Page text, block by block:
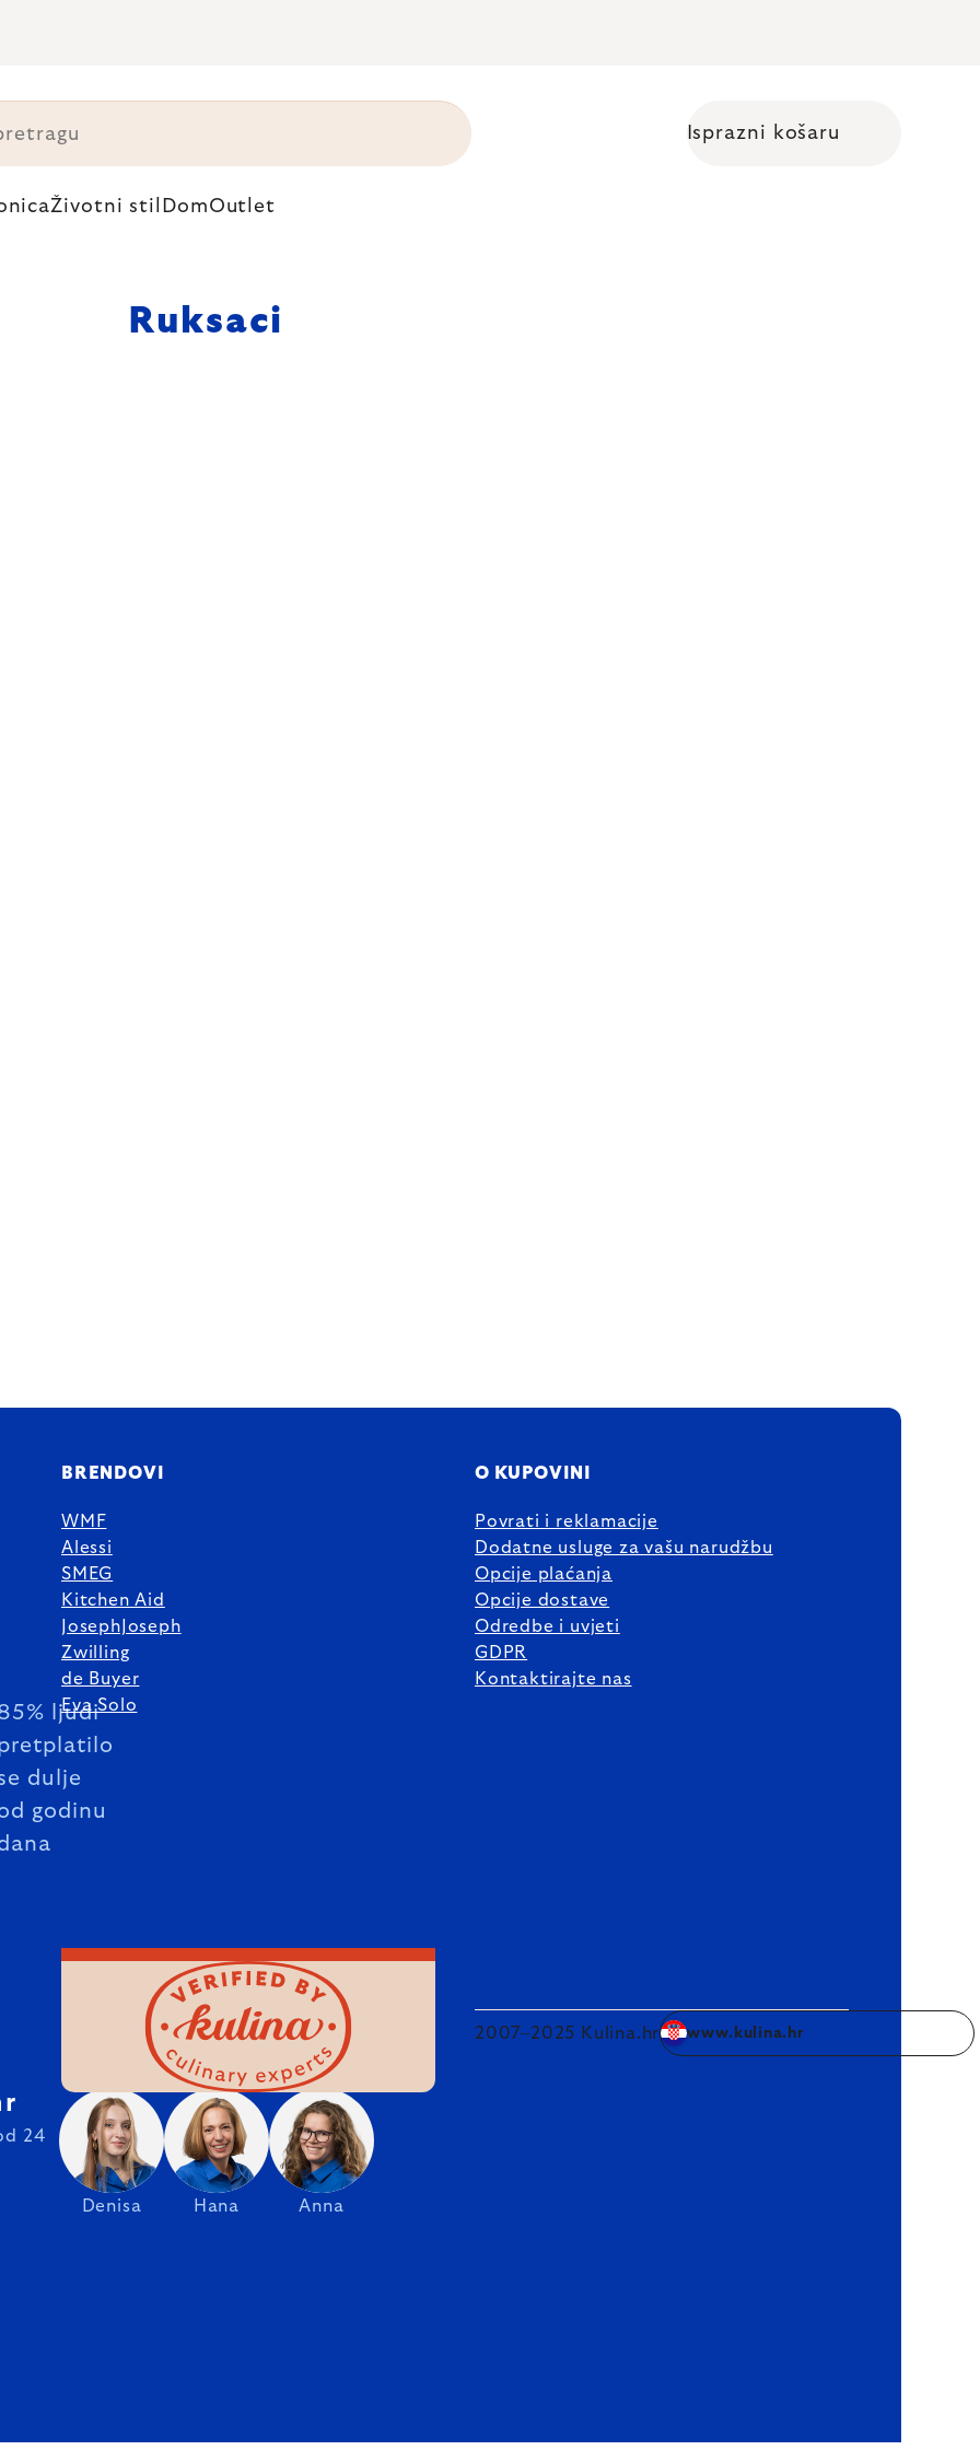
Isprazni košaru
Životni stil DomOutlet
Ruksaci
ljudi
dulje
godinu
BRENDOVI
WMF
Alessi
SMEG
Kitchen Aid
JosephJoseph
Zwilling
de Buyer
Eva Solo
O KUPOVINI
Povrati i reklamacije
Dodatne usluge za vašu narudžbu
Opcije plaćanja
Opcije dostave
Odredbe i uvjeti
GDPR
Kontaktirajte nas
Denisa Hana Anna
24
2007–2025 Kulina.hr www.kulina.hr